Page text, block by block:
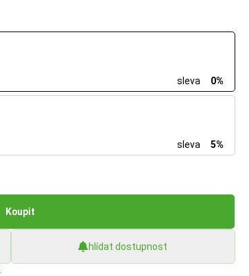
sleva
0%
sleva
5%
Koupit
hlídat dostupnost